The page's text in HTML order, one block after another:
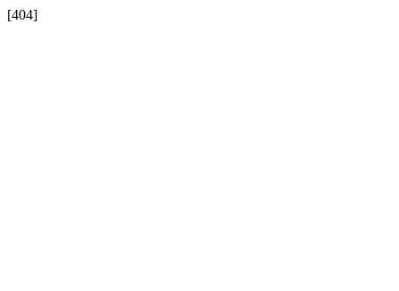
[404]